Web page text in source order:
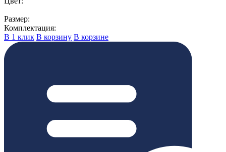
Размер:
Комплектация:
В 1 клик В корзину В корзине